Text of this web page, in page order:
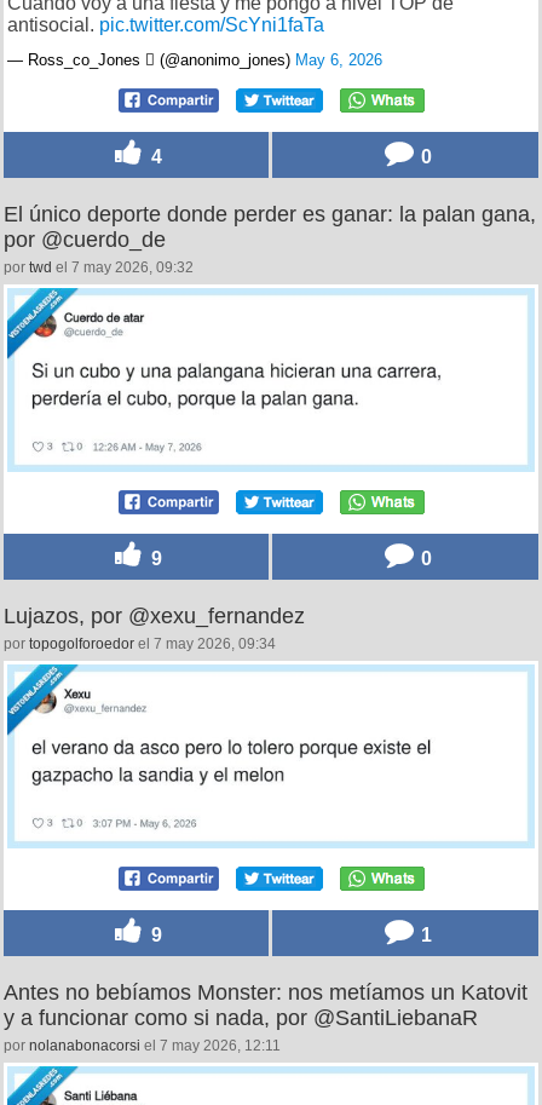
antisocial. pic.twitter.com/ScYni1faTa
— Ross_co_Jones  (@anonimo_jones) May 6, 2026
4 0
El único deporte donde perder es ganar: la palan gana,
por @cuerdo_de
por twd el 7 may 2026, 09:32
9 0
Lujazos, por @xexu_fernandez
por topogolforoedor el 7 may 2026, 09:34
9 1
Antes no bebíamos Monster: nos metíamos un Katovit
y a funcionar como si nada, por @SantiLiebanaR
por nolanabonacorsi el 7 may 2026, 12:11